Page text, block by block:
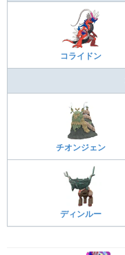
コライドン
チオンジェン
ディンルー